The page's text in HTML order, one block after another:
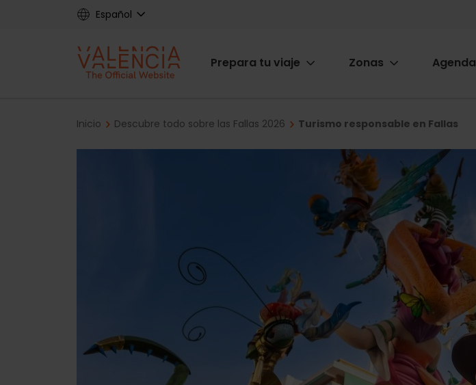
Español
Main
Prepara tu viaje Zonas Agenda
Breadcrumb
Inicio Descubre todo sobre las Fallas 2026 Turismo responsable en Fallas